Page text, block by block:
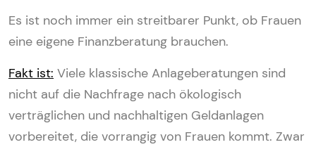
Es ist noch immer ein streitbarer Punkt, ob Frauen
eine eigene Finanzberatung brauchen.
Fakt ist: Viele klassische Anlageberatungen sind
nicht auf die Nachfrage nach ökologisch
verträglichen und nachhaltigen Geldanlagen
vorbereitet, die vorrangig von Frauen kommt. Zwar